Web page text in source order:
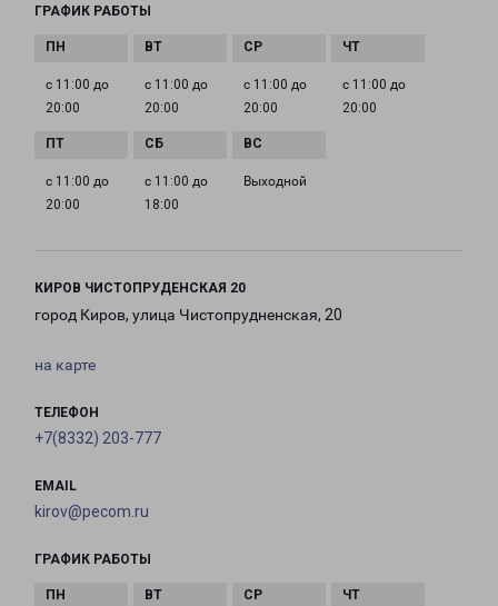
ГРАФИК РАБОТЫ
с 11:00 до
20:00
с 11:00 до
20:00
с 11:00 до
20:00
с 11:00 до
20:00
с 11:00 до
20:00
с 11:00 до
18:00
Выходной
КИРОВ ЧИСТОПРУДЕНСКАЯ 20
город Киров, улица Чистопрудненская, 20
на карте
ТЕЛЕФОН
+7(8332) 203-777
EMAIL
kirov@pecom.ru
ГРАФИК РАБОТЫ